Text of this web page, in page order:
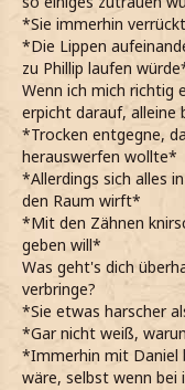
*Sie immerhin
*Die Lippen
zu Phillip laufen
Wenn ich mich richtig
erpicht darauf, alleine
*Trocken entgegne,
herauswerfen wollte*
*Allerdings sich alles
den Raum wirft*
*Mit den Zähnen
geben will*
Was geht's dich
verbringe?
*Sie etwas harscher
*Gar nicht weiß,
*Immerhin mit Daniel
wäre, selbst wenn